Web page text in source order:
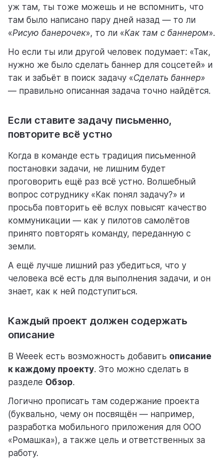
уж там, ты тоже можешь и не вспомнить, что
там было написано пару дней назад — то ли
«Рисую банерочек», то ли «Как там с баннером».
Но если ты или другой человек подумает: «Так,
нужно же было сделать баннер для соцсетей» и
так и забьёт в поиск задачу «Сделать баннер»
— правильно описанная задача точно найдётся.
Если ставите задачу письменно,
повторите всё устно
Когда в команде есть традиция письменной
постановки задачи, не лишним будет
проговорить ещё раз всё устно. Волшебный
вопрос сотруднику «Как понял задачу?» и
просьба повторить её вслух повысят качество
коммуникации — как у пилотов самолётов
принято повторять команду, переданную с
земли.
А ещё лучше лишний раз убедиться, что у
человека всё есть для выполнения задачи, и он
знает, как к ней подступиться.
Каждый проект должен содержать
описание
В Weeek есть возможность добавить описание
к каждому проекту. Это можно сделать в
разделе Обзор.
Логично прописать там содержание проекта
(буквально, чему он посвящён — например,
разработка мобильного приложения для ООО
«Ромашка»), а также цель и ответственных за
работу.